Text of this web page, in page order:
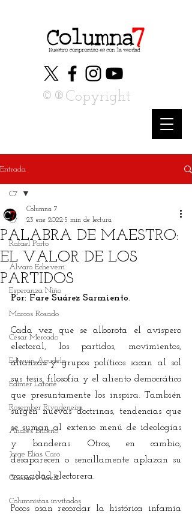
©®Copyright
Entrada
C7
Rafael Porto
Álvaro Echeverri
Esperanza Niño
Marcos Rosado
César Mercado
Edwuin Agudelo
Edimer Latorre
Rosember Rivadeneira
Andrés Briceño
Jorge Elías Caro
Cristian Morelli
Columnistas invitados
C7
PALABRA DE MAESTRO:
EL VALOR DE LOS
PARTIDOS
Columna 7
23 ene 2022 5 min de lectura
Por: Fare Suárez Sarmiento.
Cada vez que se alborota el avispero
electoral, los partidos, movimientos,
alianzas y grupos políticos sacan al sol
sus tesis, filosofía y el aliento democrático
que presuntamente los inspira. También
surgen nuevas doctrinas, tendencias que
se suman al extenso menú de ideologías
y banderas. Otros, en cambio,
desaparecen o sencillamente aplazan su
voracidad electorera.
Pocos osan recordar la histórica infamia